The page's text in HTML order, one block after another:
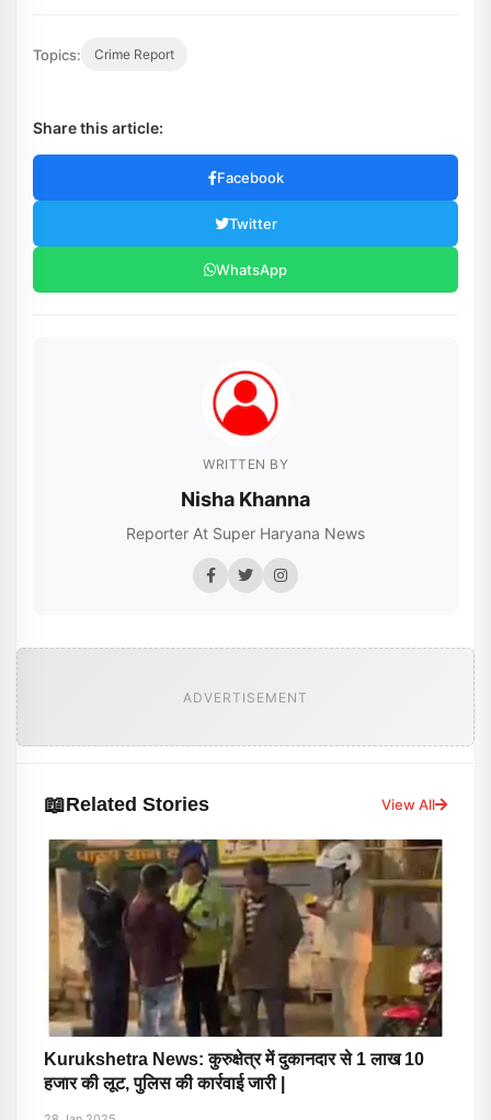
Topics: Crime Report
Share this article:
Facebook
Twitter
WhatsApp
WRITTEN BY
Nisha Khanna
Reporter At Super Haryana News
ADVERTISEMENT
📖Related Stories View All
Kurukshetra News: कुरुक्षेत्र में दुकानदार से 1 लाख 10
हजार की लूट, पुलिस की कार्रवाई जारी |